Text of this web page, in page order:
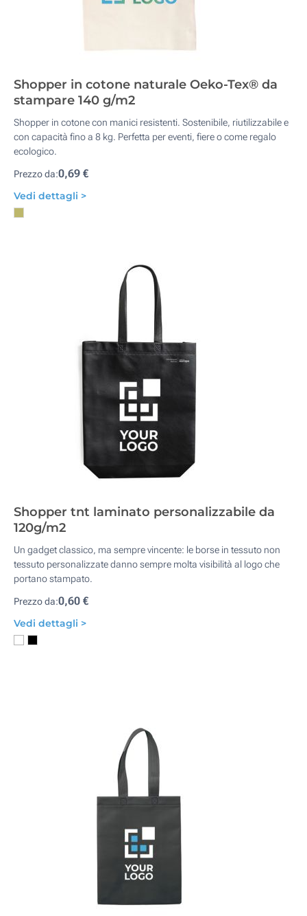
Shopper in cotone naturale Oeko-Tex® da
stampare 140 g/m2
Shopper in cotone con manici resistenti. Sostenibile, riutilizzabile e
con capacità fino a 8 kg. Perfetta per eventi, fiere o come regalo
ecologico.
Prezzo da:0,69 €
Vedi dettagli >
Shopper tnt laminato personalizzabile da
120g/m2
Un gadget classico, ma sempre vincente: le borse in tessuto non
tessuto personalizzate danno sempre molta visibilità al logo che
portano stampato.
Prezzo da:0,60 €
Vedi dettagli >